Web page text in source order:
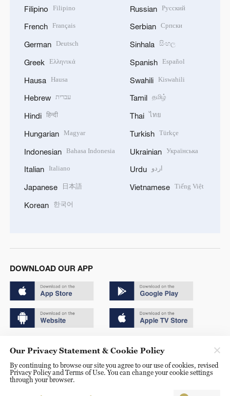
Filipino Filipino
French Français
German Deutsch
Greek Ελληνικά
Hausa Hausa
Hebrew עברית
Hindi हिन्दी
Hungarian Magyar
Indonesian Bahasa Indonesia
Italian Italiano
Japanese 日本語
Korean 한국어
Russian Русский
Serbian Српски
Sinhala සිංහල
Spanish Español
Swahili Kiswahili
Tamil தமிழ்
Thai ไทย
Turkish Türkçe
Ukrainian Українська
Urdu اردو
Vietnamese Tiếng Việt
DOWNLOAD OUR APP
京ICP备20000184号
京公网安备 11010502050052号
Our Privacy Statement & Cookie Policy
By continuing to browse our site you agree to our use of cookies, revised
Privacy Policy and Terms of Use. You can change your cookie settings
through your browser.